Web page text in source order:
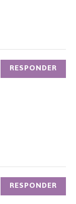
RESPONDER
RESPONDER